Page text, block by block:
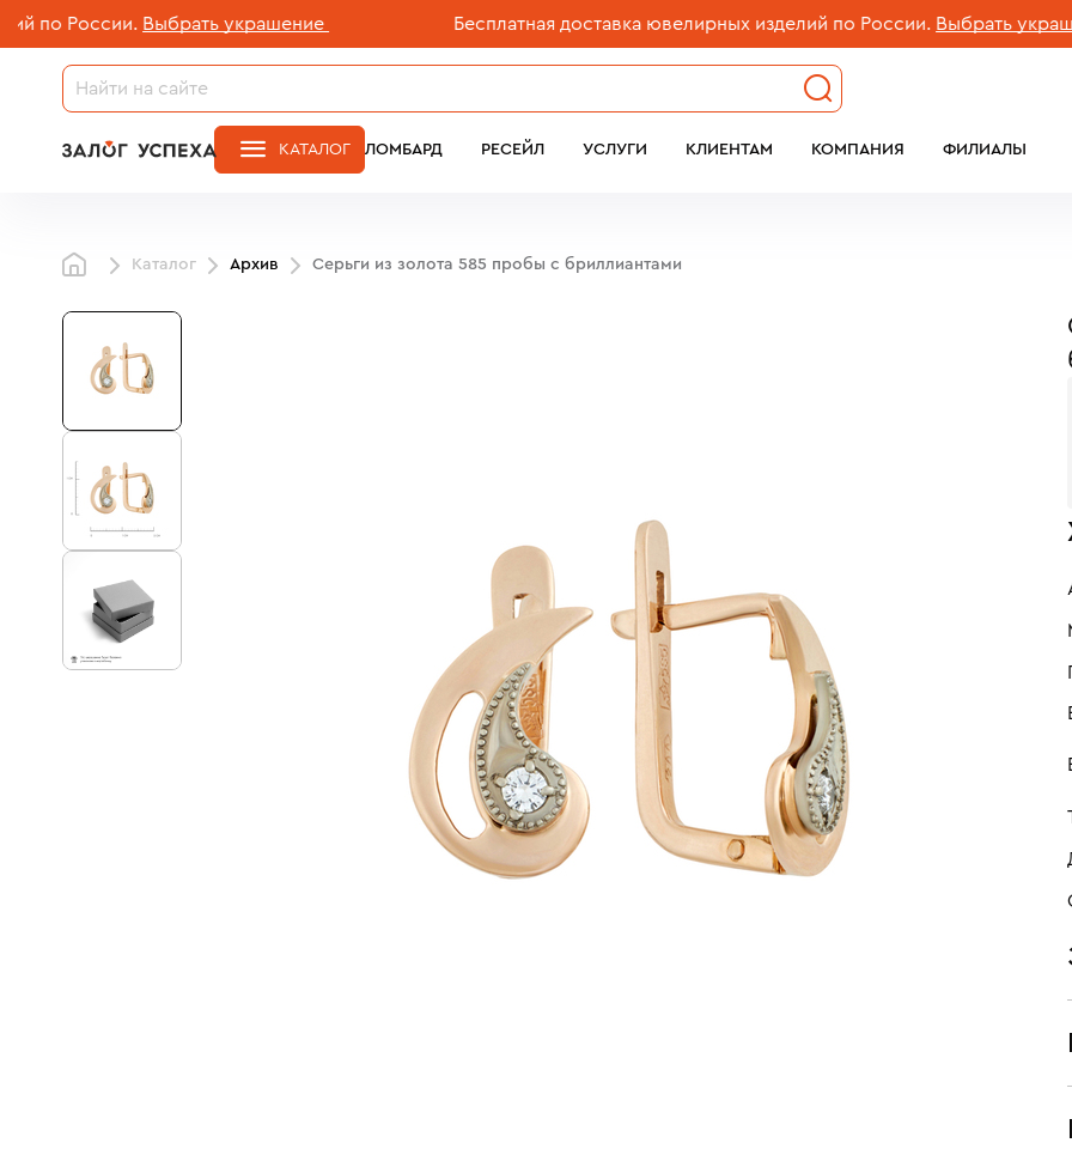
России. Выбрать украшение Бесплатная доставка ювелирных изделий по России. Выбрать
ЛОМБАРД РЕСЕЙЛ УСЛУГИ КЛИЕНТАМ КОМПАНИЯ ФИЛИАЛЫ
КАТАЛОГ
Каталог Архив Серьги из золота 585 пробы c бриллиантами